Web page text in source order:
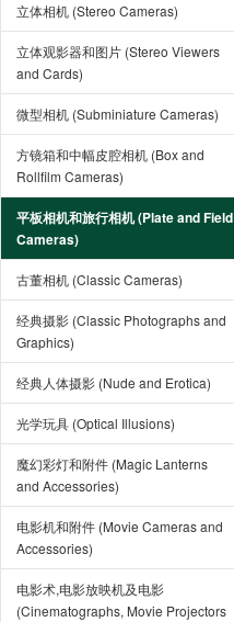
立体相机 (Stereo Cameras)
立体观影器和图片 (Stereo Viewers
and Cards)
微型相机 (Subminiature Cameras)
方镜箱和中幅皮腔相机 (Box and
Rollfilm Cameras)
平板相机和旅行相机 (Plate and Field
Cameras)
古董相机 (Classic Cameras)
经典摄影 (Classic Photographs and
Graphics)
经典人体摄影 (Nude and Erotica)
光学玩具 (Optical Illusions)
魔幻彩灯和附件 (Magic Lanterns
and Accessories)
电影机和附件 (Movie Cameras and
Accessories)
电影术,电影放映机及电影
(Cinematographs, Movie Projectors